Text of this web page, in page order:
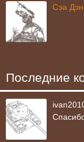
Сэа
Последние